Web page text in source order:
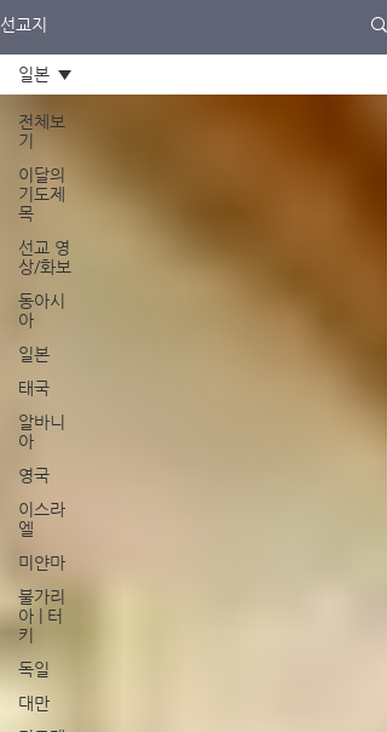
선교지
전체보
기
이달의
기도제
목
선교 영
상/화보
동아시
아
일본
태국
알바니
아
영국
이스라
엘
미얀마
불가리
아 | 터
키
독일
대만
일본